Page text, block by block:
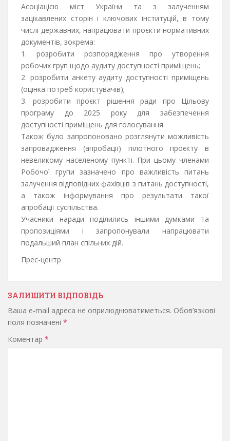
Асоціацією міст України та з залученням
зацікавлених сторін і ключових інституцій, в тому
числі державних, напрацювати проєкти нормативних
документів, зокрема:
1. розробити розпорядження про утворення
робочих груп щодо аудиту доступності приміщень;
2. розробити анкету аудиту доступності приміщень
(оцінка потреб користувачів);
3. розробити проєкт рішення ради про Цільову
програму до 2025 року для забезпечення
доступності приміщень для голосування.
Також було запропоновано розглянути можливість
запровадження (апробації) пілотного проєкту в
невеликому населеному пункті. При цьому членами
Робочої групи зазначено про важливість питань
залучення відповідних фахівців з питань доступності,
а також інформування про результати такої
апробації суспільства.
Учасники наради поділились іншими думками та
пропозиціями і запропонували напрацювати
подальший план спільних дій.
Прес-центр
ЗАЛИШИТИ ВІДПОВІДЬ
Ваша e-mail адреса не оприлюднюватиметься. Обов’язкові
поля позначені *
Коментар *